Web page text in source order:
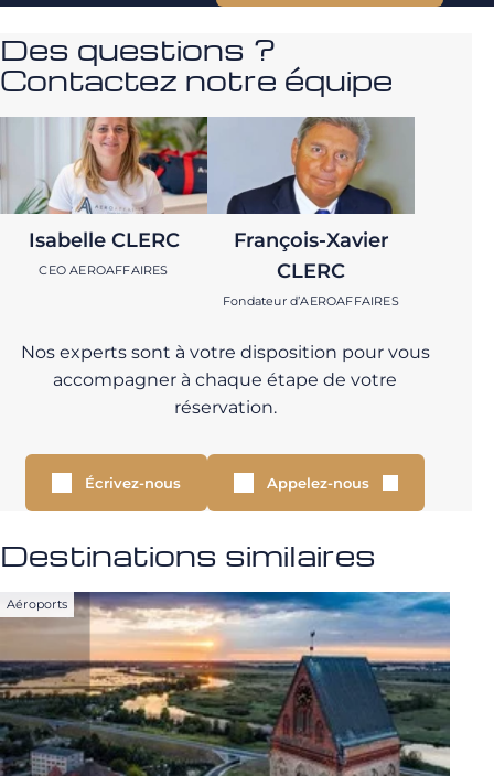
Des questions ?
Contactez notre équipe
Isabelle CLERC
CEO AEROAFFAIRES
François-Xavier
CLERC
Fondateur d’AEROAFFAIRES
Nos experts sont à votre disposition pour vous
accompagner à chaque étape de votre
réservation.
Écrivez-nous Appelez-nous
Destinations similaires
Aéroports